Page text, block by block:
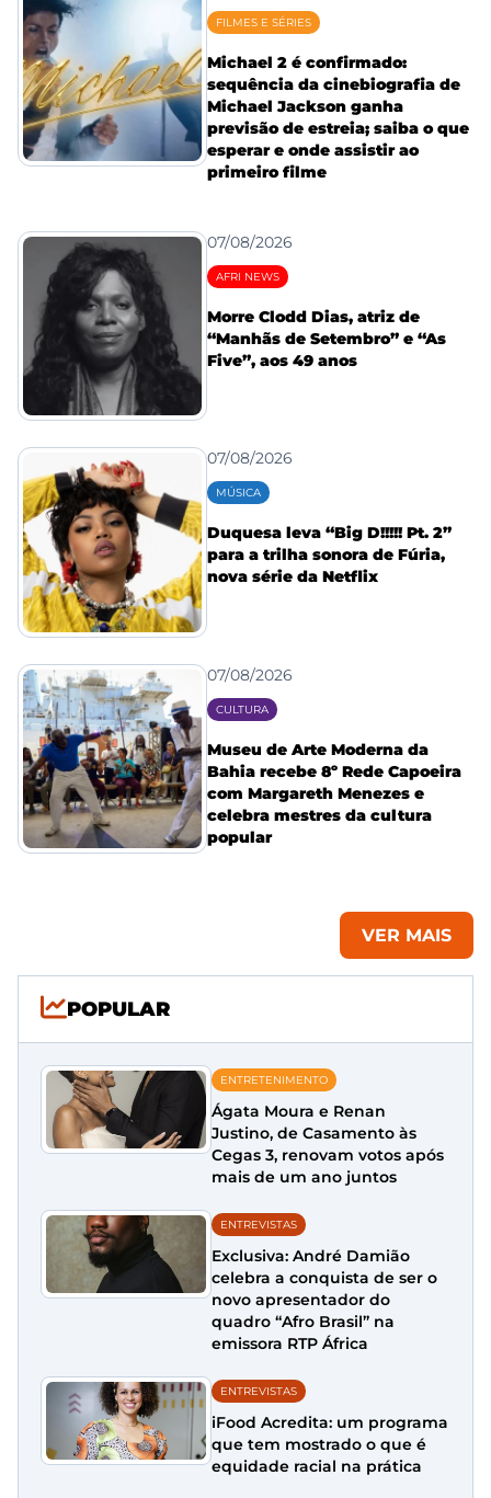
FILMES E SÉRIES
Michael 2 é confirmado:
sequência da cinebiografia de
Michael Jackson ganha
previsão de estreia; saiba o que
esperar e onde assistir ao
primeiro filme
07/08/2026
AFRI NEWS
Morre Clodd Dias, atriz de
“Manhãs de Setembro” e “As
Five”, aos 49 anos
07/08/2026
MÚSICA
Duquesa leva “Big D!!!!! Pt. 2”
para a trilha sonora de Fúria,
nova série da Netflix
07/08/2026
CULTURA
Museu de Arte Moderna da
Bahia recebe 8º Rede Capoeira
com Margareth Menezes e
celebra mestres da cultura
popular
VER MAIS
POPULAR
ENTRETENIMENTO
Ágata Moura e Renan
Justino, de Casamento às
Cegas 3, renovam votos após
mais de um ano juntos
ENTREVISTAS
Exclusiva: André Damião
celebra a conquista de ser o
novo apresentador do
quadro “Afro Brasil” na
emissora RTP África
ENTREVISTAS
iFood Acredita: um programa
que tem mostrado o que é
equidade racial na prática